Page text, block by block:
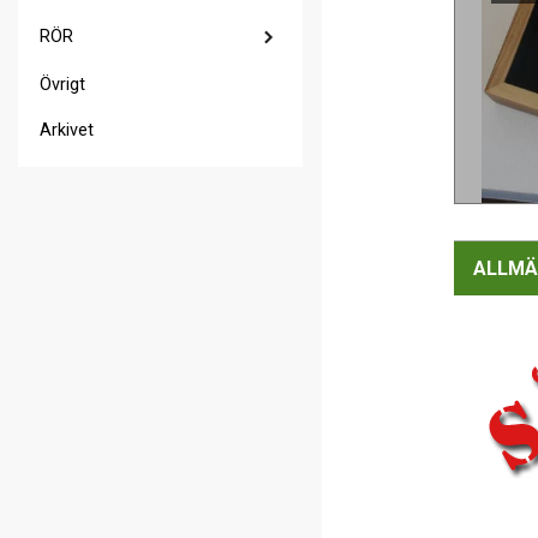
RÖR
Övrigt
Arkivet